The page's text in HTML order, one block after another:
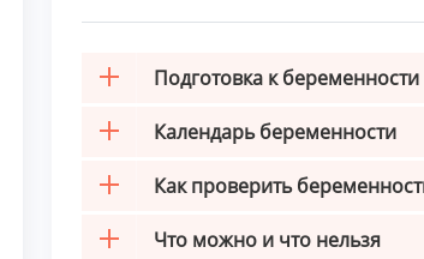
Подготовка к беременности
Календарь беременности
Как проверить
Что можно и что нельзя